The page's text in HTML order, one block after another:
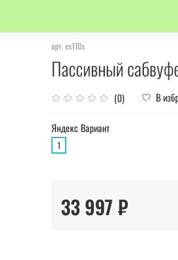
арт. es110s
Пассивный
(0) В
Яндекс Вариант
1
33 997 ₽